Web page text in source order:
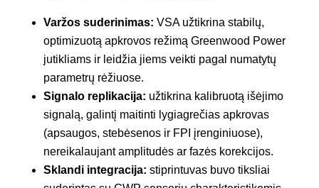
Varžos suderinimas: VSA užtikrina stabilų,
optimizuotą apkrovos režimą Greenwood Power
jutikliams ir leidžia jiems veikti pagal numatytų
parametrų rėžiuose.
Signalo replikacija: užtikrina kalibruotą išėjimo
signalą, galintį maitinti lygiagrečias apkrovas
(apsaugos, stebėsenos ir FPI įrenginiuose),
nereikalaujant amplitudės ar fazės korekcijos.
Sklandi integracija: stiprintuvas buvo tiksliai